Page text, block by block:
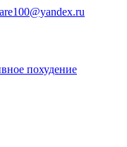
похудение